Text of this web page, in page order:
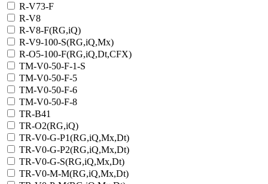
R-V73-F
R-V8
R-V8-F(RG,iQ)
R-V9-100-S(RG,iQ,Mx)
R-О5-100-F(RG,iQ,Dt,CFX)
TM-V0-50-F-1-S
TM-V0-50-F-5
TM-V0-50-F-6
TM-V0-50-F-8
TR-B41
TR-O2(RG,iQ)
TR-V0-G-P1(RG,iQ,Mx,Dt)
TR-V0-G-P2(RG,iQ,Mx,Dt)
TR-V0-G-S(RG,iQ,Mx,Dt)
TR-V0-M-M(RG,iQ,Mx,Dt)